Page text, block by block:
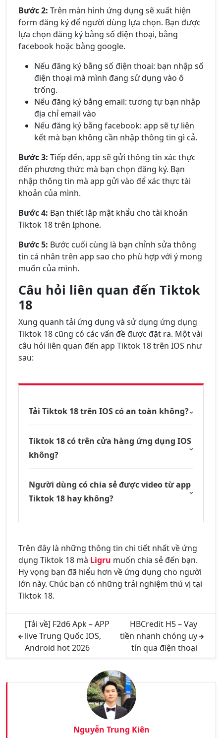
Bước 2: Trên màn hình ứng dụng sẽ xuất hiện
form đăng ký để người dùng lựa chọn. Bạn được
lựa chọn đăng ký bằng số điện thoại, bằng
facebook hoặc bằng google.
Nếu đăng ký bằng số điện thoại: bạn nhập số
điện thoại mà mình đang sử dụng vào ô
trống.
Nếu đăng ký bằng email: tương tự bạn nhập
địa chỉ email vào
Nếu đăng ký bằng facebook: app sẽ tự liên
kết mà bạn không cần nhập thông tin gì cả.
Bước 3: Tiếp đến, app sẽ gửi thông tin xác thực
đến phương thức mà bạn chọn đăng ký. Bạn
nhập thông tin mà app gửi vào để xác thực tài
khoản của mình.
Bước 4: Bạn thiết lập mật khẩu cho tài khoản
Tiktok 18 trên Iphone.
Bước 5: Bước cuối cùng là bạn chỉnh sửa thông
tin cá nhân trên app sao cho phù hợp với ý mong
muốn của mình.
Câu hỏi liên quan đến Tiktok
18
Xung quanh tải ứng dụng và sử dụng ứng dụng
Tiktok 18 cũng có các vấn đề được đặt ra. Một vài
câu hỏi liên quan đến app Tiktok 18 trên IOS như
sau:
Tải Tiktok 18 trên IOS có an toàn không?
Tiktok 18 có trên cửa hàng ứng dụng IOS
không?
Người dùng có chia sẻ được video từ app
Tiktok 18 hay không?
Trên đây là những thông tin chi tiết nhất về ứng
dụng Tiktok 18 mà Ligru muốn chia sẻ đến bạn.
Hy vọng bạn đã hiểu hơn về ứng dụng cho người
lớn này. Chúc bạn có những trải nghiệm thú vị tại
Tiktok 18.
[Tải về] F2d6 Apk – APP
live Trung Quốc IOS,
Android hot 2026
HBCredit H5 – Vay
tiền nhanh chóng uy
tín qua điện thoại
Nguyễn Trung Kiên